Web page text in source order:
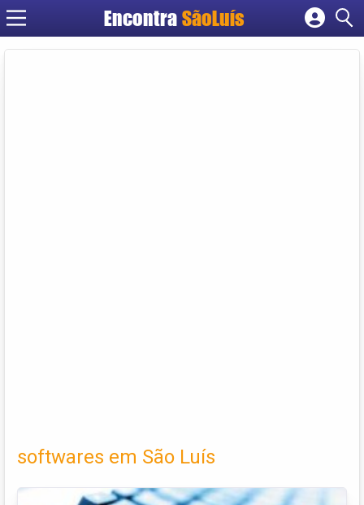
Encontra SãoLuís
Cadastrar empresa
softwares em São Luís